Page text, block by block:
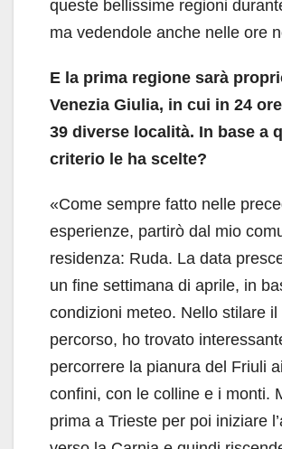
queste bellissime regioni
ma vedendole anche nelle ore
E la prima regione sarà
Venezia Giulia, in cui in 24
39 diverse località. In base a
criterio le ha scelte?
«Come sempre fatto nelle
esperienze, partirò dal mio
residenza: Ruda. La data
un fine settimana di aprile, in
condizioni meteo. Nello stilare il
percorso, ho trovato
percorrere la pianura del Friuli
confini, con le colline e i monti.
prima a Trieste per poi iniziare